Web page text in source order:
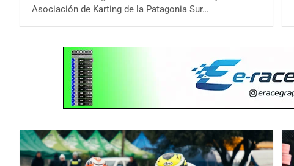
Asociación de Karting de la Patagonia Sur…